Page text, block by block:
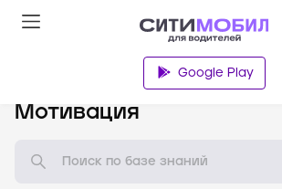
Google Play
Мотивация